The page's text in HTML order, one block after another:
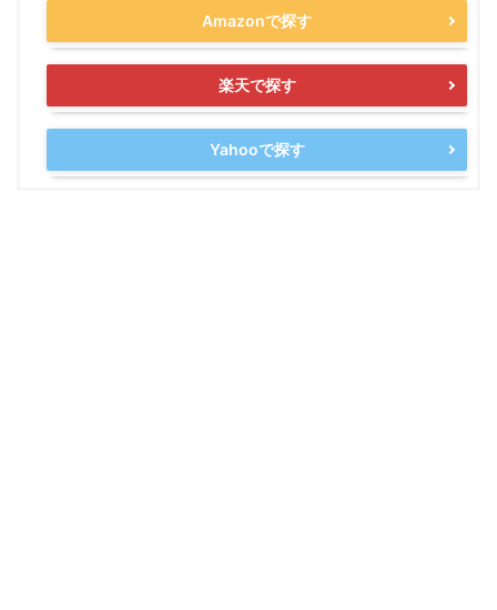
Amazonで探す
楽天で探す
Yahooで探す